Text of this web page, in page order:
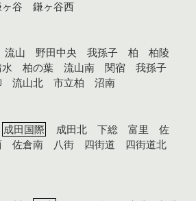
谷 鎌ヶ谷西
山 野田中央 我孫子 柏 柏陵
水 柏の葉 流山南 関宿 我孫子
流山北 市立柏 沼南
成田国際
成田北 下総 富里 佐
佐倉南 八街 四街道 四街道北